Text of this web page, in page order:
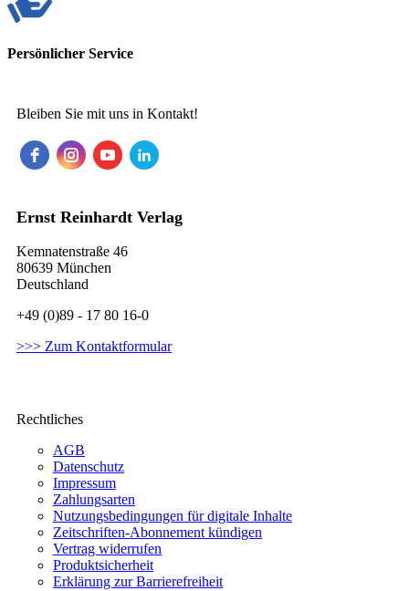
Persönlicher Service
Bleiben Sie mit uns in Kontakt!
Ernst Reinhardt Verlag
Kemnatenstraße 46
80639 München
Deutschland
+49 (0)89 - 17 80 16-0
>>> Zum Kontaktformular
Rechtliches
AGB
Datenschutz
Impressum
Zahlungsarten
Nutzungsbedingungen für digitale Inhalte
Zeitschriften-Abonnement kündigen
Vertrag widerrufen
Produktsicherheit
Erklärung zur Barrierefreiheit